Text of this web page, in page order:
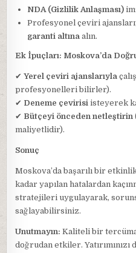
NDA (Gizlilik Anlaşması)
Profesyonel çeviri
garanti altına alın.
Ek İpuçları: Moskova’da
✔Yerel çeviri ajanslarıyla
profesyonelleri bilirler).
✔ Deneme çevirisi isteyerek
✔ Bütçeyi önceden netleştirin
maliyetlidir).
Sonuç
Moskova’da başarılı bir
kadar yapılan hatalardan
stratejileri uygulayarak,
sağlayabilirsiniz.
Unutmayın: Kaliteli bir
doğrudan etkiler. Yatırımınızı